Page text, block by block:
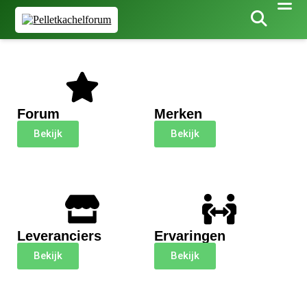
Forum
Bekijk
Merken
Bekijk
Leveranciers
Bekijk
Ervaringen
Bekijk